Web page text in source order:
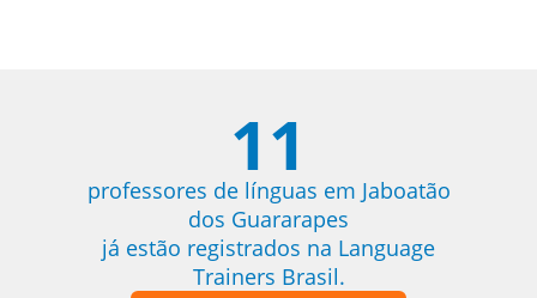
11
professores de línguas em Jaboatão
dos Guararapes
já estão registrados na Language
Trainers Brasil.